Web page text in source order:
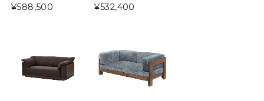
¥588,500 ¥532,400